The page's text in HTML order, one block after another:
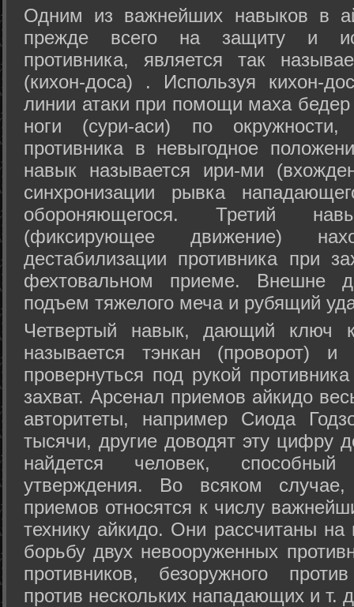
Одним из важнейших навыков в
прежде всего на защиту и
противника, является так
(кихон-доса) . Используя кихон-
линии атаки при помощи маха
ноги (сури-аси) по
противника в невыгодное
навык называется ири-ми
синхронизации рывка
обороняющегося. Третий
(фиксирующее движение)
дестабилизации противника при
фехтовальном приеме. Внешне
подъем тяжелого меча и рубящий
Четвертый навык, дающий ключ
называется тэнкан (проворот)
провернуться под рукой
захват. Арсенал приемов айкидо
авторитеты, например Сиода
тысячи, другие доводят эту цифру
найдется человек,
утверждения. Во всяком
приемов относятся к числу
технику айкидо. Они рассчитаны
борьбу двух невооруженных
противников, безоружного
против нескольких нападающих и т.